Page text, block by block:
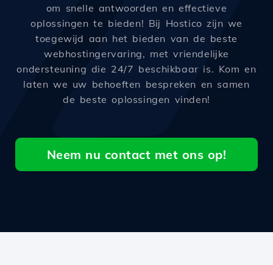
om snelle antwoorden en effectieve
oplossingen te bieden! Bij Hostico zijn we
toegewijd aan het bieden van de beste
webhostingervaring, met vriendelijke
ondersteuning die 24/7 beschikbaar is. Kom en
laten we uw behoeften bespreken en samen
de beste oplossingen vinden!
Neem nu contact met ons op!